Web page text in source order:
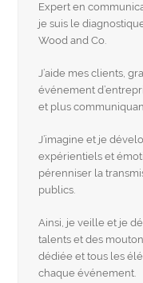
Expert en
je suis le
Wood and Co.
J’aide mes clients,
événement
et plus
J’imagine et je
expérientiels et
pérenniser la
publics.
Ainsi, je veille et je
talents et des
dédiée et tous les
chaque événement.